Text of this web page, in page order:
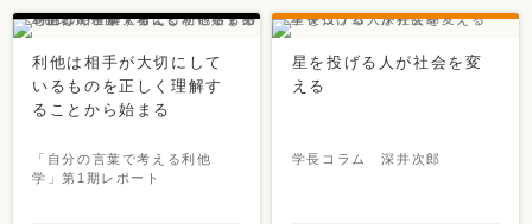
利他は相手が大切にして
いるものを正しく理解す
ることから始まる
「自分の言葉で考える利他
学」第1期レポート
星を投げる人が社会を変
える
学長コラム 深井次郎